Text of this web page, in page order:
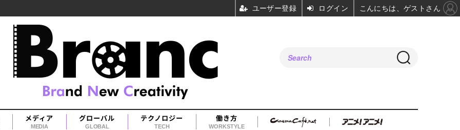
メディア
MEDIA
グローバル
GLOBAL
テクノロジー
TECH
働き方
WORKSTYLE
ユーザー登録 ログイン こんにちは、ゲストさん